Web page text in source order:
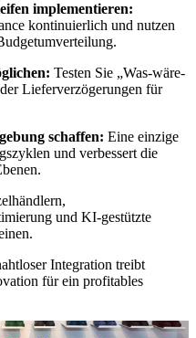
implementieren:
kontinuierlich und nutzen
Testen Sie „Was-wäre-
Lieferverzögerungen für
schaffen: Eine einzige
und verbessert die
und KI-gestützte
Integration treibt
für ein profitables